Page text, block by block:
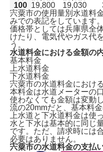
100 19,800 19,030
宍粟市の使用量別水道料
みでの表記をしています。
価格帯としては兵庫県全
けたり、電気代やガス代
う。
水道料金における金額の
基本料金
上水道料金
下水道料金
宍粟市の水道料金におけ
本料金は水道メーターの
使わなくても金額は変動
流の20mmだと、基本料
上水道と下水道料金は使
水と下水は基本的に同じ
です。ただ、請求時には
必要はありません。
宍粟市の水道料金の支払
宍粟市で水道を開栓する
ガスや電気も申し込む
ー」からがおすすめ！
宍粟市で水道手続きに必
宍粟市の水道料金一覧表
宍粟市の水道料金の支払
水道に関する引越し後
よくある質問
まとめ｜宍粟市での水